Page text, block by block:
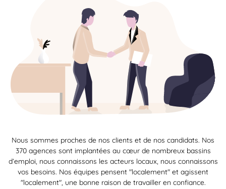
Nous sommes proches de nos clients et de nos candidats. Nos
370 agences sont implantées au cœur de nombreux bassins
d’emploi, nous connaissons les acteurs locaux, nous connaissons
vos besoins. Nos équipes pensent "localement" et agissent
"localement", une bonne raison de travailler en confiance.